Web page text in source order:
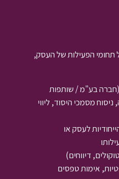
תחומי הפעילות של העסק,
בע"מ / שותפות
מסמכי היסוד, ליווי
לעסק או
דיווחים)
אימות טפסים